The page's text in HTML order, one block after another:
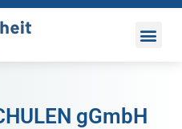
gGmbH